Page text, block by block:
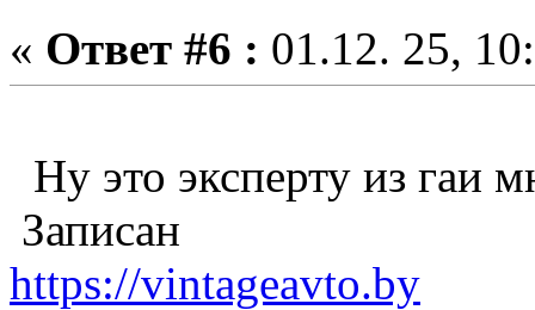
« Ответ #6 : 01.12. 25,
Ну это эксперту из гаи
Записан
https://vintageavto.by